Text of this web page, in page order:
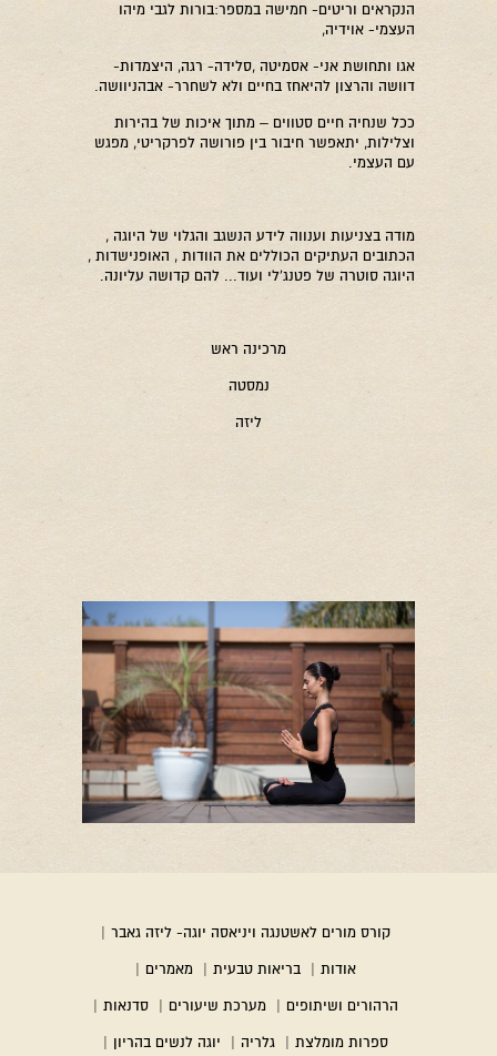
הנקראים וריטים- חמישה במספר:בורות לגבי מיהו
העצמי- אוידיה,
אגו ותחושת אני- אסמיטה ,סלידה- רגה, היצמדות-
דוושה והרצון להיאחז בחיים ולא לשחרר- אבהניוושה.
ככל שנחיה חיים סטווים – מתוך איכות של בהירות
וצלילות, יתאפשר חיבור בין פורושה לפרקריטי, מפגש
עם העצמי.
מודה בצניעות וענווה לידע הנשגב והגלוי של היוגה ,
הכתובים העתיקים הכוללים את הוודות , האופנישדות ,
היוגה סוטרה של פטנג'לי ועוד... להם קדושה עליונה.
מרכינה ראש
נמסטה
ליזה
קורס מורים לאשטנגה ויניאסה יוגה- ליזה גאבר |
אודות | בריאות טבעית | מאמרים |
הרהורים ושיתופים | מערכת שיעורים | סדנאות |
ספרות מומלצת | גלריה | יוגה לנשים בהריון |